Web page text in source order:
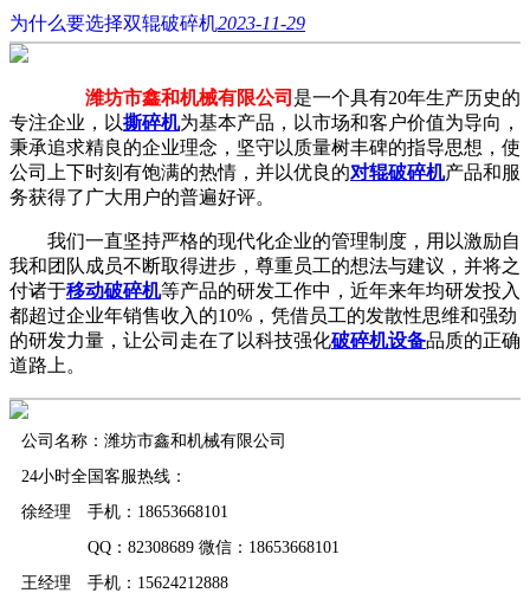
为什么要选择双辊破碎机2023-11-29
潍坊市鑫和机械有限公司 是一个具有20年生产历史的
专注企业，以撕碎机为基本产品，以市场和客户价值为导向，
秉承追求精良的企业理念，坚守以质量树丰碑的指导思想，使
公司上下时刻有饱满的热情，并以优良的对辊破碎机产品和服
务获得了广大用户的普遍好评。
我们一直坚持严格的现代化企业的管理制度，用以激励自
我和团队成员不断取得进步，尊重员工的想法与建议，并将之
付诸于移动破碎机等产品的研发工作中，近年来年均研发投入
都超过企业年销售收入的10%，凭借员工的发散性思维和强劲
的研发力量，让公司走在了以科技强化破碎机设备品质的正确
道路上。
公司名称：潍坊市鑫和机械有限公司
24小时全国客服热线：
徐经理 手机：18653668101
QQ：82308689 微信：18653668101
王经理 手机：15624212888